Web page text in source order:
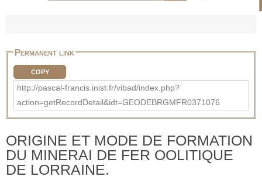
Permanent link
COPY
http://pascal-francis.inist.fr/vibad/index.php?
action=getRecordDetail&idt=GEODEBRGMFR0371076
ORIGINE ET MODE DE FORMATION
DU MINERAI DE FER OOLITIQUE
DE LORRAINE.